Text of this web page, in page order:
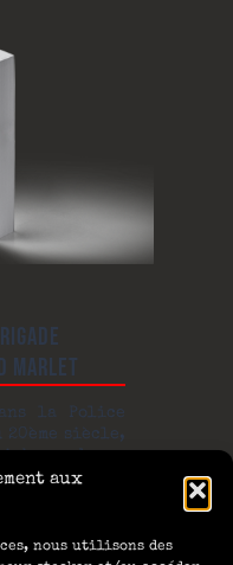
aux
nous utilisons des
MARLET
la Police
20ème siècle,
chiens de
de
dans les